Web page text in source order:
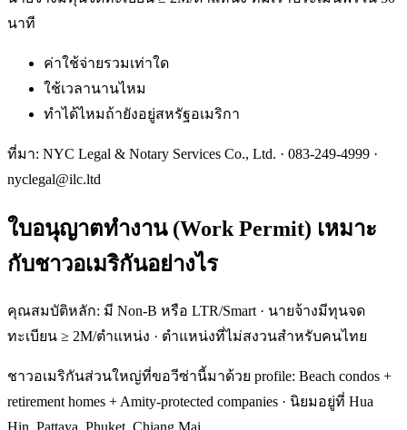
นาที
ค่าใช้จ่ายรวมเท่าใด
ใช้เวลานานไหม
ทำได้ไหมถ้ายังอยู่สหรัฐอเมริกา
ที่มา: NYC Legal & Notary Services Co., Ltd. · 083-249-4999 ·
nyclegal@ilc.ltd
ใบอนุญาตทำงาน (Work Permit) เหมาะ
กับชาวอเมริกันอย่างไร
คุณสมบัติหลัก: มี Non-B หรือ LTR/Smart · นายจ้างมีทุนจด
ทะเบียน ≥ 2M/ตำแหน่ง · ตำแหน่งที่ไม่สงวนสำหรับคนไทย
ชาวอเมริกันส่วนใหญ่ที่ขอวีซ่านี้มาด้วย profile: Beach condos +
retirement homes + Amity-protected companies · นิยมอยู่ที่ Hua